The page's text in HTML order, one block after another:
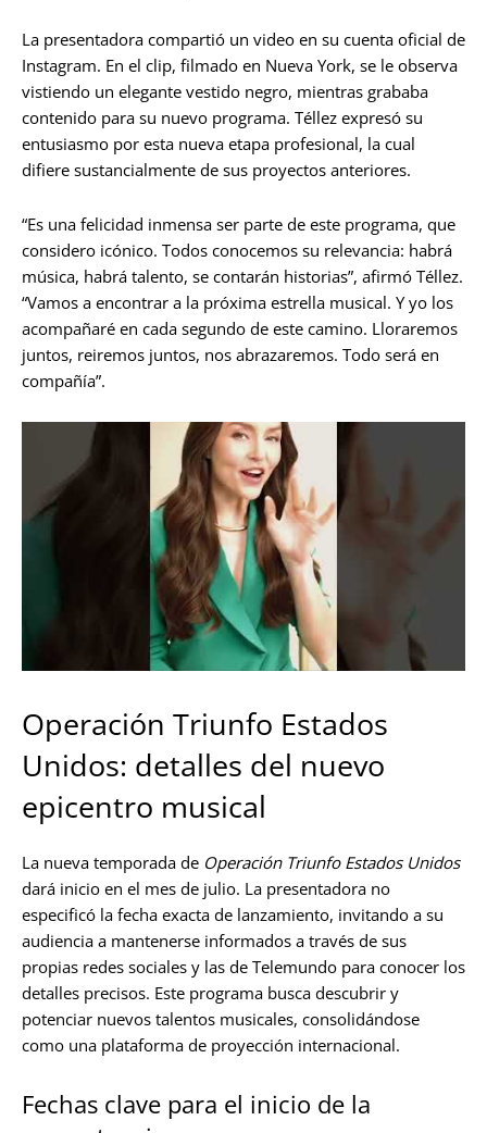
La presentadora compartió un video en su cuenta oficial de
Instagram. En el clip, filmado en Nueva York, se le observa
vistiendo un elegante vestido negro, mientras grababa
contenido para su nuevo programa. Téllez expresó su
entusiasmo por esta nueva etapa profesional, la cual
difiere sustancialmente de sus proyectos anteriores.
“Es una felicidad inmensa ser parte de este programa, que
considero icónico. Todos conocemos su relevancia: habrá
música, habrá talento, se contarán historias”, afirmó Téllez.
“Vamos a encontrar a la próxima estrella musical. Y yo los
acompañaré en cada segundo de este camino. Lloraremos
juntos, reiremos juntos, nos abrazaremos. Todo será en
compañía”.
Operación Triunfo Estados
Unidos: detalles del nuevo
epicentro musical
La nueva temporada de Operación Triunfo Estados Unidos
dará inicio en el mes de julio. La presentadora no
especificó la fecha exacta de lanzamiento, invitando a su
audiencia a mantenerse informados a través de sus
propias redes sociales y las de Telemundo para conocer los
detalles precisos. Este programa busca descubrir y
potenciar nuevos talentos musicales, consolidándose
como una plataforma de proyección internacional.
Fechas clave para el inicio de la